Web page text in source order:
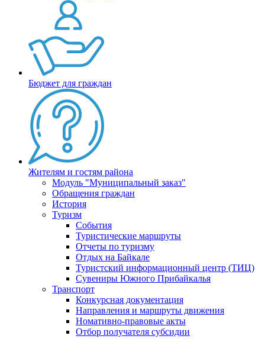
Бюджет для граждан
Жителям и гостям района
Модуль "Муниципальный заказ"
Обращения граждан
История
Туризм
События
Туристические маршруты
Отчеты по туризму
Отдых на Байкале
Туристский информационный центр (ТИЦ)
Сувениры Южного Прибайкалья
Транспорт
Конкурсная документация
Направления и маршруты движения
Номативно-правовые акты
Отбор получателя субсидии